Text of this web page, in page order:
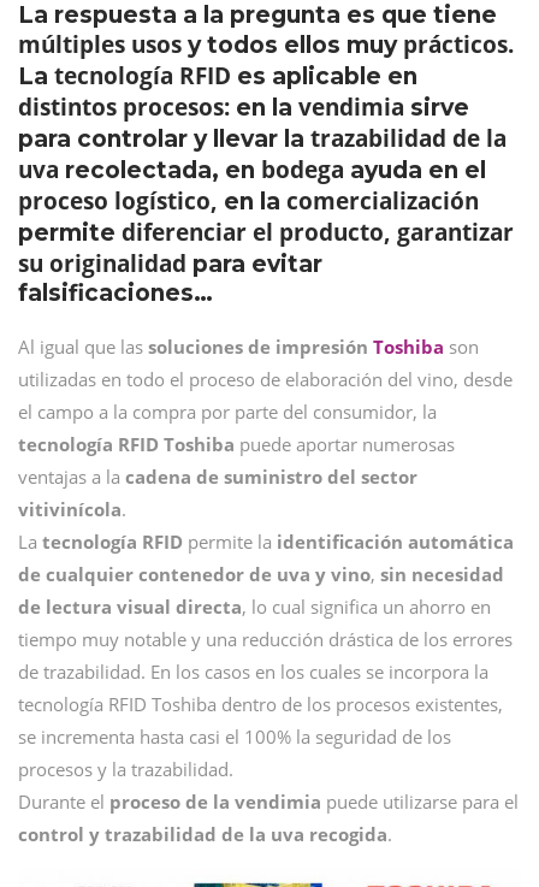
La respuesta a la pregunta es que tiene
múltiples usos y todos ellos muy prácticos.
La tecnología RFID es aplicable en
distintos procesos: en la vendimia sirve
para controlar y llevar la trazabilidad de la
uva recolectada, en bodega ayuda en el
proceso logístico, en la comercialización
permite diferenciar el producto, garantizar
su originalidad para evitar
falsificaciones…
Al igual que las soluciones de impresión Toshiba son
utilizadas en todo el proceso de elaboración del vino, desde
el campo a la compra por parte del consumidor, la
tecnología RFID Toshiba puede aportar numerosas
ventajas a la cadena de suministro del sector
vitivinícola.
La tecnología RFID permite la identificación automática
de cualquier contenedor de uva y vino, sin necesidad
de lectura visual directa, lo cual significa un ahorro en
tiempo muy notable y una reducción drástica de los errores
de trazabilidad. En los casos en los cuales se incorpora la
tecnología RFID Toshiba dentro de los procesos existentes,
se incrementa hasta casi el 100% la seguridad de los
procesos y la trazabilidad.
Durante el proceso de la vendimia puede utilizarse para el
control y trazabilidad de la uva recogida.